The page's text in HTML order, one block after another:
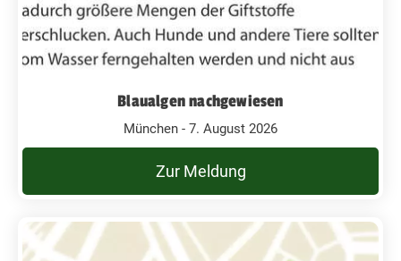
Blaualgen nachgewiesen
München - 7. August 2026
Zur Meldung